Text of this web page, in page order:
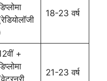
18-23 वर्ष
+
21-23 वर्ष